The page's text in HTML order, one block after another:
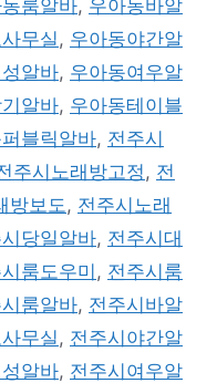
룸알바, 우아동바알
무실, 우아동야간알
알바, 우아동여우알
알바, 우아동테이블
블릭알바, 전주시
주시노래방고정, 전
방보도, 전주시노래
당일알바, 전주시대
룸도우미 , 전주시룸
룸알바, 전주시바알
무실, 전주시야간알
알바, 전주시여우알